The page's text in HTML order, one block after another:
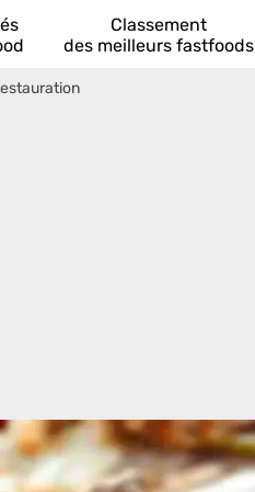
Classement
des meilleurs fastfoods